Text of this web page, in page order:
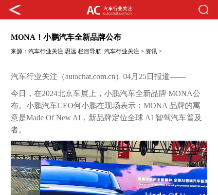
MONA！小鹏汽车全新品牌公布
来源：汽车行业关注 思远 栏目导航:汽车行业关注 > 资讯 >
汽车行业关注（autochat.com.cn）04月25日报道——
今日，在2024北京车展上，小鹏汽车全新品牌 MONA公
布。小鹏汽车CEO何小鹏在现场表示：MONA 品牌的寓
意是Made Of New AI，新品牌定位全球 AI 智驾汽车普及
者。